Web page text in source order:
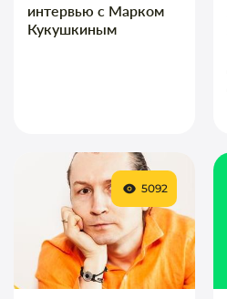
интервью с Марком
Кукушкиным
5092